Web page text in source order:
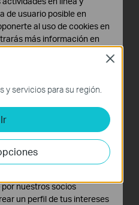
navegador web
servicios para su región.
Ir
Close
de usuario posible en
al uso de cookies en
más información en
para el funcionamiento
en tu sistema.
permiten analizar tus
con el fin de mejorar y
mismo.
nuestros socios
un perfil de tus intereses